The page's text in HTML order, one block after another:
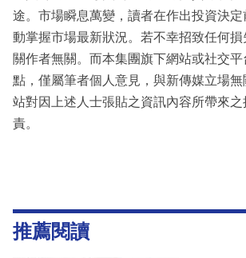
途。市場瞬息萬變，讀者在作出投資決
動掌握市場最新狀況。若不幸招致任何
關作者無關。而本集團旗下網站或社交
點，僅屬筆者個人意見，與新傳媒立場
站對因上述人士張貼之資訊內容所帶來
責。
推薦閱讀